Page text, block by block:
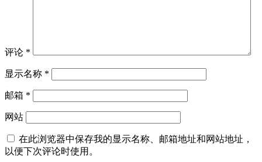
评论 *
显示名称 *
邮箱 *
网站
在此浏览器中保存我的显示名称、邮箱地址和网站地址，
以便下次评论时使用。